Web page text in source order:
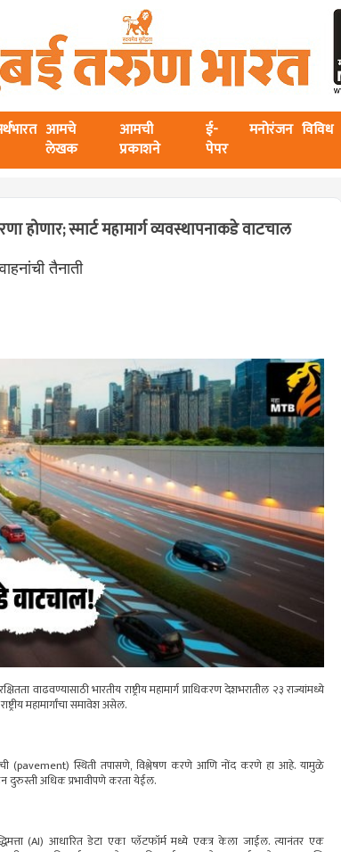
आमचे
लेखक
आमची
प्रकाशने
ई-
पेपर
मनोरंजन विविध
होणार; स्मार्ट महामार्ग व्यवस्थापनाकडे वाटचाल
तैनाती
वाढवण्यासाठी भारतीय राष्ट्रीय महामार्ग प्राधिकरण देशभरातील २३ राज्यांमध्ये
महामार्गांचा समावेश असेल.
(pavement) स्थिती तपासणे, विश्लेषण करणे आणि नोंद करणे हा आहे. यामुळे
दुरुस्ती अधिक प्रभावीपणे करता येईल.
(AI) आधारित डेटा एका प्लॅटफॉर्म मध्ये एकत्र केला जाईल. त्यानंतर एक